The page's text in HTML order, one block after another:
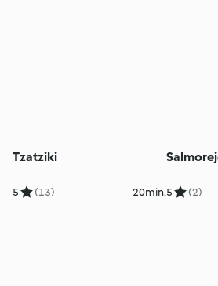
Tzatziki
5 (13) 20min.5 (2)